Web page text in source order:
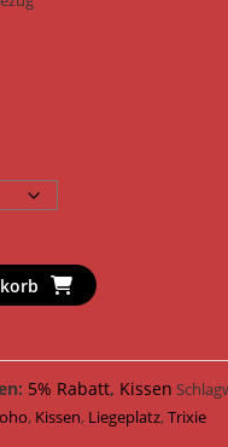
5% Rabatt, Kissen
, Kissen, Liegeplatz,Trixie